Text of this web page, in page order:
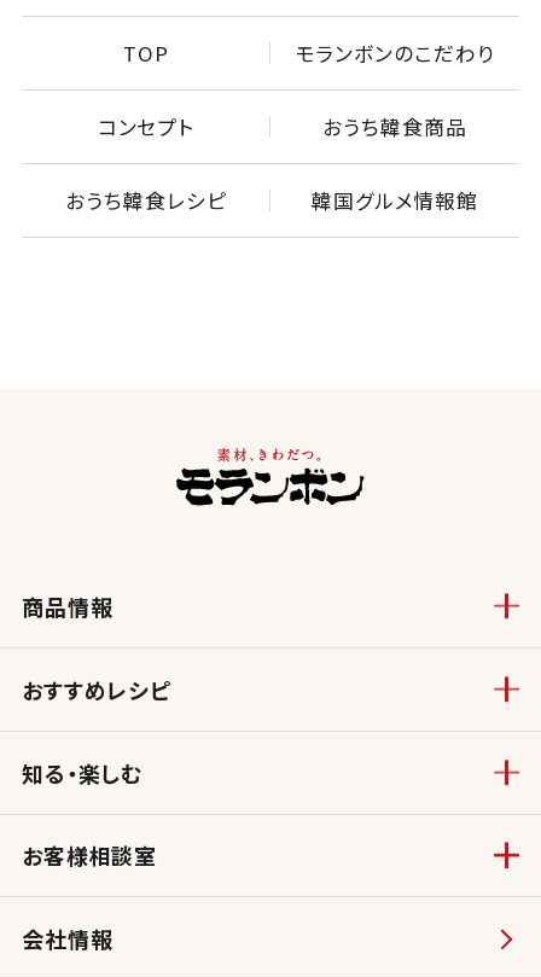
TOP モランボンのこだわり
コンセプト おうち韓食商品
おうち韓食レシピ 韓国グルメ情報館
商品情報
おすすめレシピ
知る・楽しむ
お客様相談室
会社情報